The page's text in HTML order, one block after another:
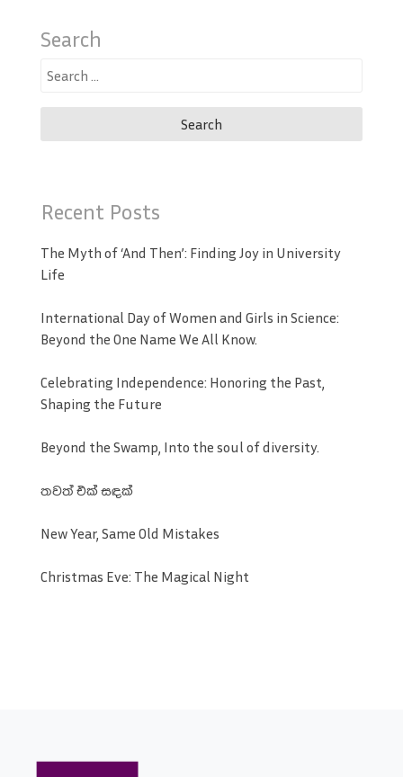
Search
Search
Recent Posts
The Myth of ‘And Then’: Finding Joy in University
Life
International Day of Women and Girls in Science:
Beyond the One Name We All Know.
Celebrating Independence: Honoring the Past,
Shaping the Future
Beyond the Swamp, Into the soul of diversity.
තවත් එක් සඳක්
New Year, Same Old Mistakes
Christmas Eve: The Magical Night